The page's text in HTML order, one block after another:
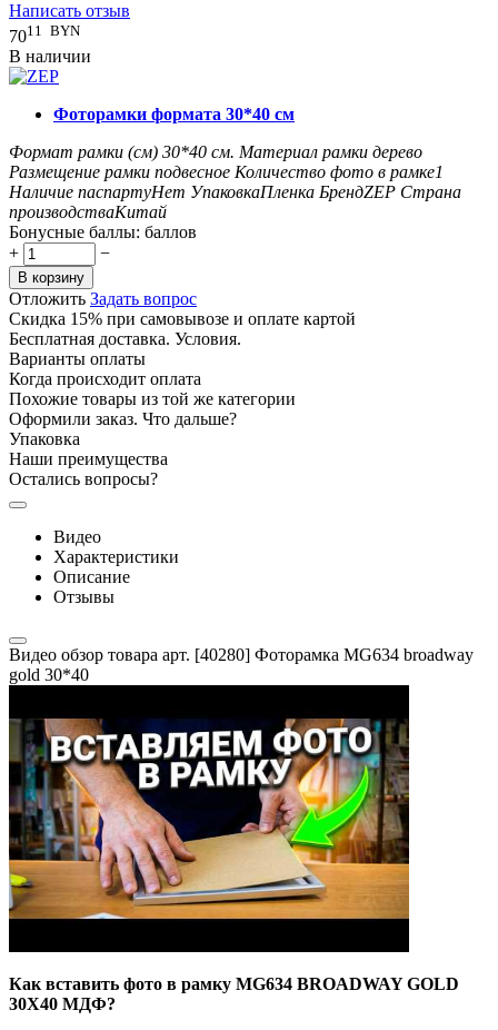
Написать отзыв
7011 BYN
В наличии
Фоторамки формата 30*40 см
Формат рамки (см) 30*40 см. Материал рамки дерево
Размещение рамки подвесное Количество фото в рамке1
Наличие паспартуНет УпаковкаПленка БрендZEP Страна
производстваКитай
Бонусные баллы: баллов
+
−
В корзину
Отложить Задать вопрос
Скидка 15% при самовывозе и оплате картой
Бесплатная доставка. Условия.
Варианты оплаты
Когда происходит оплата
Похожие товары из той же категории
Оформили заказ. Что дальше?
Упаковка
Наши преимущества
Остались вопросы?
Видео
Характеристики
Описание
Отзывы
Видео обзор товара арт. [40280] Фоторамка MG634 broadway
gold 30*40
Как вставить фото в рамку MG634 BROADWAY GOLD
30X40 МДФ?